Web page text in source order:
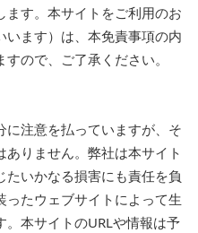
ます。本サイトをご利用のお
ます）は、本免責事項の内
ので、ご了承ください。
注意を払っていますが、そ
りません。弊社は本サイト
いかなる損害にも責任を負
ったウェブサイトによって生
。本サイトのURLや情報は予